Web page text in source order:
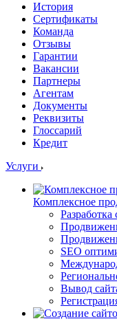
История
Сертификаты
Команда
Отзывы
Гарантии
Вакансии
Партнеры
Агентам
Документы
Реквизиты
Глоссарий
Кредит
Услуги
Комплексное
SEO
Вывод